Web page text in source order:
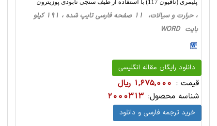
پلیمری (نافیون 117) با استفاده از طیف سنجی نابودی پوزیترون
، حرارت‌ و سیالات، 11 صفحه فارسی تایپ شده ، 191 کیلو
بایت WORD
دانلود رایگان مقاله انگلیسی
قیمت : 1,675,000 ریال
شناسه محصول: 2000313
خرید ترجمه فارسی و دانلود